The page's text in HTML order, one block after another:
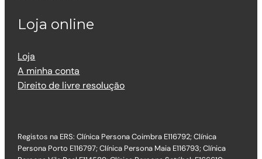
Loja online
Loja
A minha conta
Direito de livre resolução
Registos na ERS: Clínica Persona Coimbra E116792; Clínica
Persona Porto E116797; Clínica Persona Maia E116793; Clínica